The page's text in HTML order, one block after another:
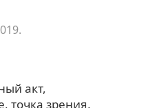
акт
точка зрения